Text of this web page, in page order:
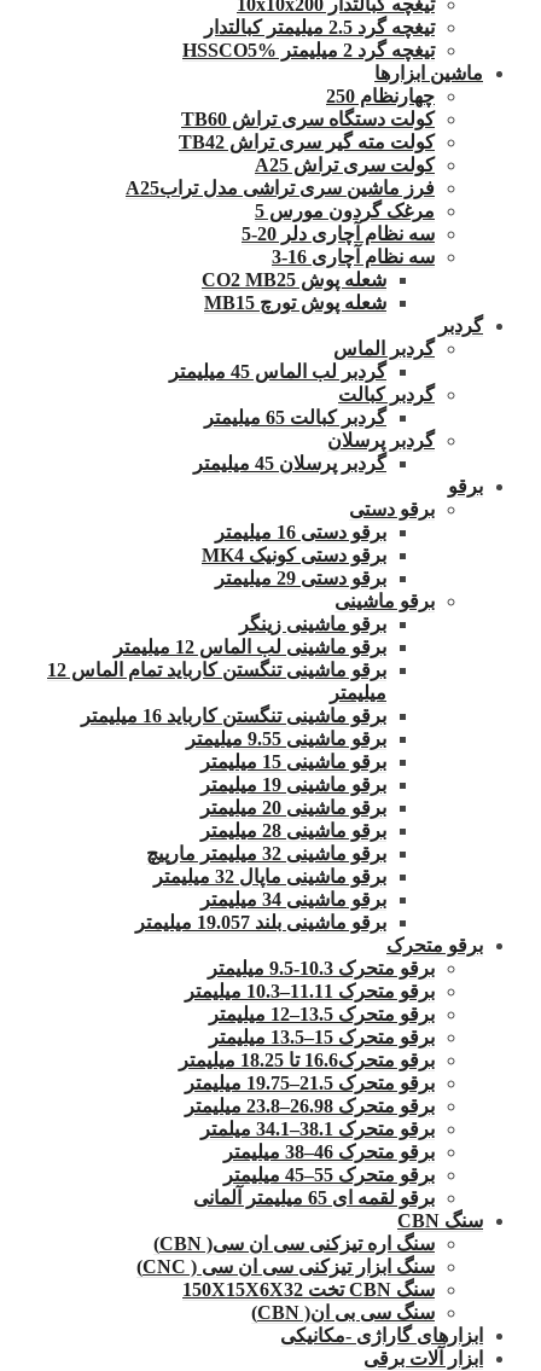
تیغچه کبالتدار 10x10x200
تیغچه گرد 2.5 میلیمتر کبالتدار
تیغچه گرد 2 میلیمتر HSSCO5%
ماشین ابزارها
چهارنظام 250
کولت دستگاه سری تراش TB60
کولت مته گیر سری تراش TB42
کولت سری تراش A25
فرز ماشین سری تراشی مدل ترابA25
مرغک گردون مورس 5
سه نظام آچاری دلر 20-5
سه نظام آچاری 16-3
شعله پوش CO2 MB25
شعله پوش تورچ MB15
گردبر
گردبر الماس
گردبر لب الماس 45 میلیمتر
گردبر کبالت
گردبر کبالت 65 میلیمتر
گردبر پرسلان
گردبر پرسلان 45 میلیمتر
برقو
برقو دستی
برقو دستی 16 میلیمتر
برقو دستی کونیک MK4
برقو دستی 29 میلیمتر
برقو ماشینی
برقو ماشینی زینگر
برقو ماشینی لب الماس 12 میلیمتر
برقو ماشینی تنگستن کارباید تمام الماس 12
میلیمتر
برقو ماشینی تنگستن کارباید 16 میلیمتر
برقو ماشینی 9.55 میلیمتر
برقو ماشینی 15 میلیمتر
برقو ماشینی 19 میلیمتر
برقو ماشینی 20 میلیمتر
برقو ماشینی 28 میلیمتر
برقو ماشینی 32 میلیمتر مارپیچ
برقو ماشینی ماپال 32 میلیمتر
برقو ماشینی 34 میلیمتر
برقو ماشینی بلند 19.057 میلیمتر
برقو متحرک
برقو متحرک 10.3-9.5 میلیمتر
برقو متحرک 11.11–10.3 میلیمتر
برقو متحرک 13.5–12 میلیمتر
برقو متحرک 15–13.5 میلیمتر
برقو متحرک16.6 تا 18.25 میلیمتر
برقو متحرک 21.5–19.75 میلیمتر
برقو متحرک 26.98–23.8 میلیمتر
برقو متحرک 38.1–34.1 میلمتر
برقو متحرک 46–38 میلیمتر
برقو متحرک 55–45 میلیمتر
برقو لقمه ای 65 میلیمتر آلمانی
سنگ CBN
سنگ اره تیزکنی سی ان سی( CBN)
سنگ ابزار تیزکنی سی ان سی ( CNC)
سنگ CBN تخت 150X15X6X32
سنگ سی بی ان( CBN)
ابزارهای گاراژی -مکانیکی
ابزار آلات برقی